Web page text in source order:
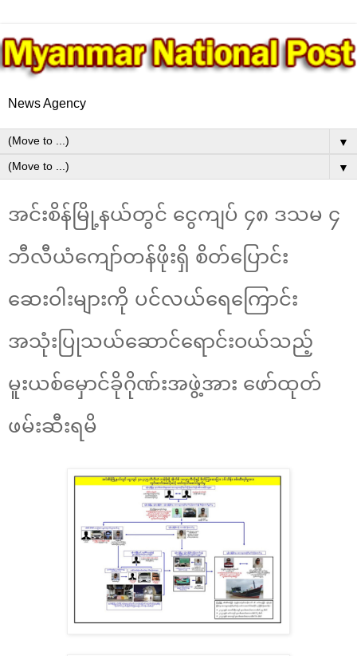
News Agency
▼
▼
အင်းစိန်မြို့နယ်တွင် ငွေကျပ် ၄၈ ဒသမ ၄
ဘီလီယံကျော်တန်ဖိုးရှိ စိတ်ပြောင်း
ဆေးဝါးများကို ပင်လယ်ရေကြောင်း
အသုံးပြုသယ်ဆောင်ရောင်းဝယ်သည့်
မူးယစ်မှောင်ခိုဂိုဏ်းအဖွဲ့အား ဖော်ထုတ်
ဖမ်းဆီးရမိ